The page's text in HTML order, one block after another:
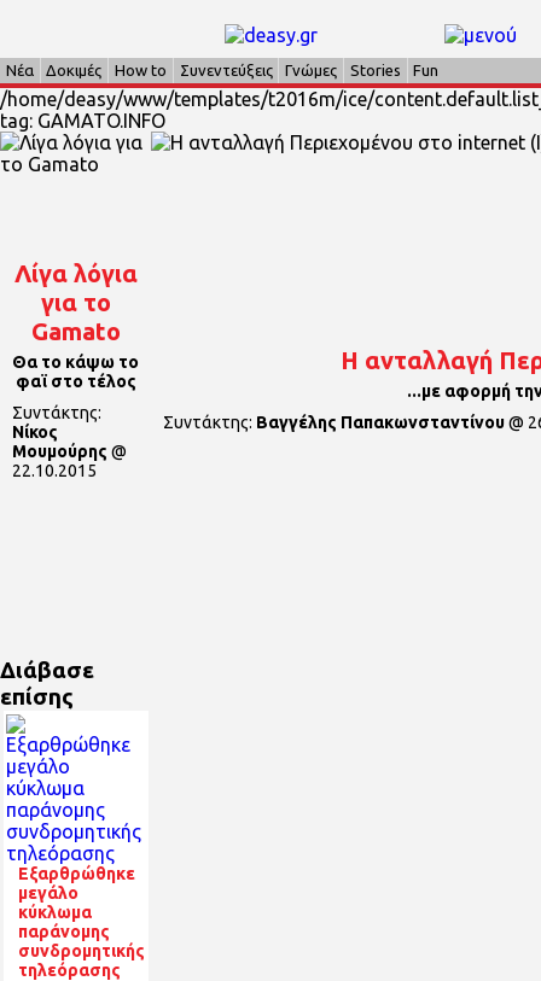
Νέα Δοκιμές How to Συνεντεύξεις Γνώμες Stories Fun
/home/deasy/www/templates/t2016m/ice/
tag: GAMATO.INFO
Λίγα λόγια
για το
Gamato
Θα το κάψω το
φαϊ στο τέλος
Συντάκτης:
Νίκος
Μουμούρης @
22.10.2015
Διάβασε
επίσης
Εξαρθρώθηκε
μεγάλο
κύκλωμα
παράνομης
συνδρομητικής
τηλεόρασης
Η ανταλλαγή
...με αφορμή
Συντάκτης: Βαγγέλης Παπακωνσταντίνου@